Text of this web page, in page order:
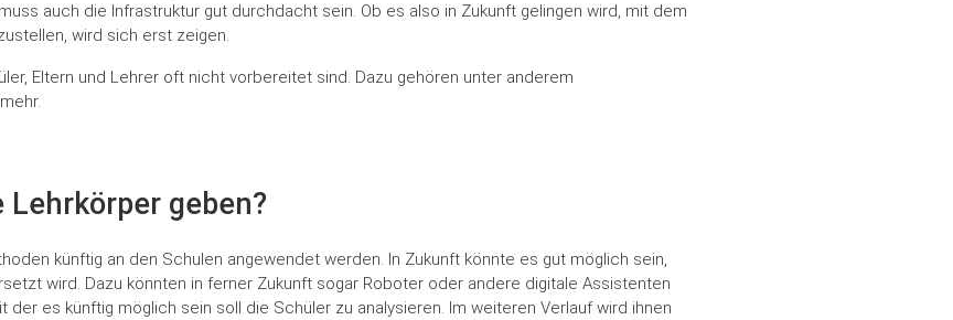
auch die Infrastruktur gut durchdacht sein. Ob es also in Zukunft gelingen wird, mit dem
wird sich erst zeigen.
Eltern und Lehrer oft nicht vorbereitet sind. Dazu gehören unter anderem
geben?
künftig an den Schulen angewendet werden. In Zukunft könnte es gut möglich sein,
wird. Dazu könnten in ferner Zukunft sogar Roboter oder andere digitale Assistenten
es künftig möglich sein soll die Schüler zu analysieren. Im weiteren Verlauf wird ihnen